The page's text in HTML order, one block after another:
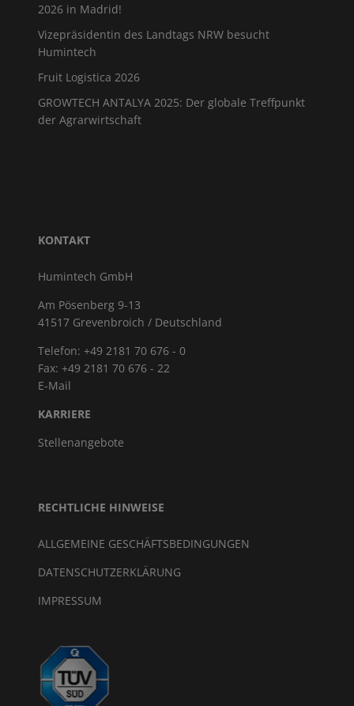
2026 in Madrid!
Vizepräsidentin des Landtags NRW besucht
Humintech
Fruit Logistica 2026
GROWTECH ANTALYA 2025: Der globale Treffpunkt
der Agrarwirtschaft
KONTAKT
Humintech GmbH
Am Pösenberg 9-13
41517 Grevenbroich / Deutschland
Telefon: +49 2181 70 676 - 0
Fax: +49 2181 70 676 - 22
E-Mail
KARRIERE
Stellenangebote
RECHTLICHE HINWEISE
ALLGEMEINE GESCHÄFTSBEDINGUNGEN
DATENSCHUTZERKLÄRUNG
IMPRESSUM